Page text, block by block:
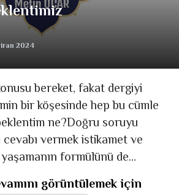
2024
bereket, fakat dergiyi
bir köşesinde hep bu cümle
ne?Doğru soruyu
vermek istikamet ve
formülünü de
çoğu zaman. Hatta
görüntülemek için